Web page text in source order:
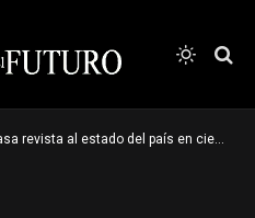
al estado del país en cierre de 2023